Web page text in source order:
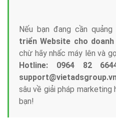
Nếu bạn đang cần
triển Website cho
chừ hãy nhấc máy lên và
Hotline: 0964 82
sâu về giải pháp marketing
bạn!